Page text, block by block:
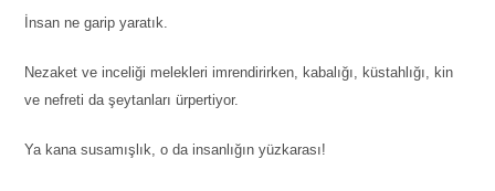
İnsan ne garip yaratık.
Nezaket ve inceliği melekleri imrendirirken, kabalığı, küstahlığı, kin
ve nefreti da şeytanları ürpertiyor.
Ya kana susamışlık, o da insanlığın yüzkarası!